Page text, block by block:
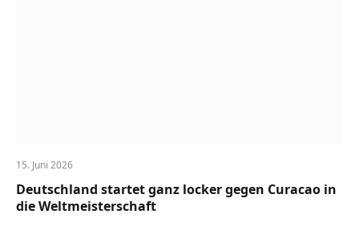
15. Juni 2026
Deutschland startet ganz locker gegen Curacao in
die Weltmeisterschaft